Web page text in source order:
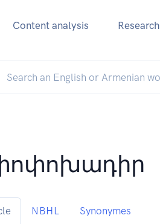
Content analysis Research
NBHL Synonymes